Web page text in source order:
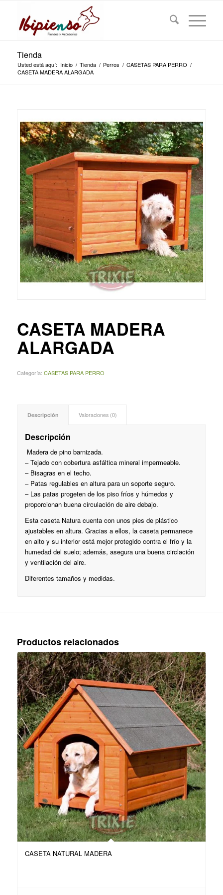
Tienda
Usted está aquí: Inicio / Tienda / Perros / CASETAS PARA PERRO /
CASETA MADERA ALARGADA
CASETA MADERA
ALARGADA
Categoría: CASETAS PARA PERRO
Descripción Valoraciones (0)
Descripción
Madera de pino barnizada.
– Tejado con cobertura asfáltica mineral impermeable.
– Bisagras en el techo.
– Patas regulables en altura para un soporte seguro.
– Las patas progeten de los piso fríos y húmedos y
proporcionan buena circulación de aire debajo.
Esta caseta Natura cuenta con unos pies de plástico
ajustables en altura. Gracias a ellos, la caseta permanece
en alto y su interior está mejor protegido contra el frío y la
humedad del suelo; además, asegura una buena circlación
y ventilación del aire.
Diferentes tamaños y medidas.
Productos relacionados
CASETA NATURAL MADERA